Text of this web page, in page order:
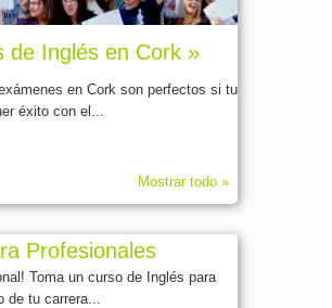
de Inglés en Cork »
en Cork son perfectos si tu
éxito con el...
Mostrar todo »
Profesionales
Toma un curso de Inglés para
de tu carrera...